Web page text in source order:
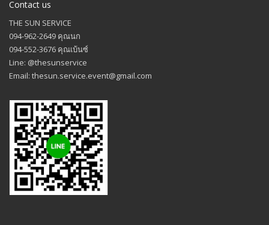
Contact us
THE SUN SERVICE
094-962-2649 คุณนก
094-552-3676 คุณเบ้นซ์
Line: @thesunservice
Email: thesun.service.event@gmail.com